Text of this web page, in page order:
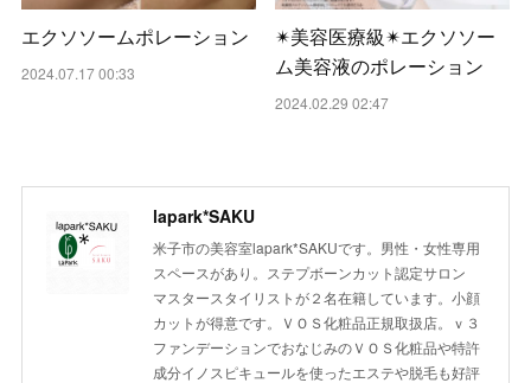
エクソソームポレーション
2024.07.17 00:33
✴︎美容医療級✴︎エクソソー
ム美容液のポレーション
2024.02.29 02:47
lapark*SAKU
米子市の美容室lapark*SAKUです。男性・女性専用
スペースがあり。ステプボーンカット認定サロン
マスタースタイリストが２名在籍しています。小顔
カットが得意です。ＶＯＳ化粧品正規取扱店。ｖ３
ファンデーションでおなじみのＶＯＳ化粧品や特許
成分イノスピキュールを使ったエステや脱毛も好評